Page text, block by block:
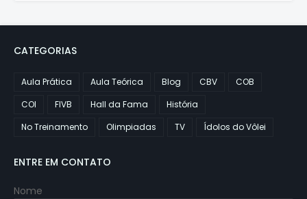
CATEGORIAS
Aula Prática Aula Teórica Blog CBV
COB
COI
FIVB Hall da Fama
História
No Treinamento
Olimpiadas TV Ídolos do Vôlei
ENTRE EM CONTATO
Nome